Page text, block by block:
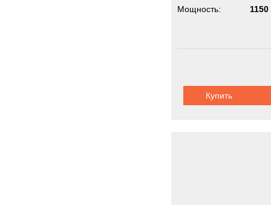
Мощность:
Купить